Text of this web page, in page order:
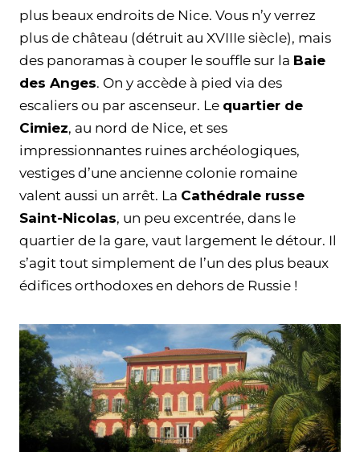
plus beaux endroits de Nice. Vous n’y verrez
plus de château (détruit au XVIIIe siècle), mais
des panoramas à couper le souffle sur la Baie
des Anges. On y accède à pied via des
escaliers ou par ascenseur. Le quartier de
Cimiez, au nord de Nice, et ses
impressionnantes ruines archéologiques,
vestiges d’une ancienne colonie romaine
valent aussi un arrêt. La Cathédrale russe
Saint-Nicolas, un peu excentrée, dans le
quartier de la gare, vaut largement le détour. Il
s’agit tout simplement de l’un des plus beaux
édifices orthodoxes en dehors de Russie !